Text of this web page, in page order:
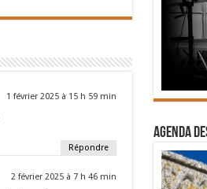
1 février 2025 à 15 h 59 min
Répondre
2 février 2025 à 7 h 46 min
Agenda